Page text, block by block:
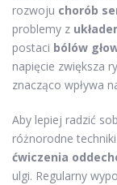
rozwoju chorób
problemy z
postaci bólów
napięcie zwiększa
znacząco wpływa
Aby lepiej radzić
różnorodne
ćwiczenia
ulgi. Regularny